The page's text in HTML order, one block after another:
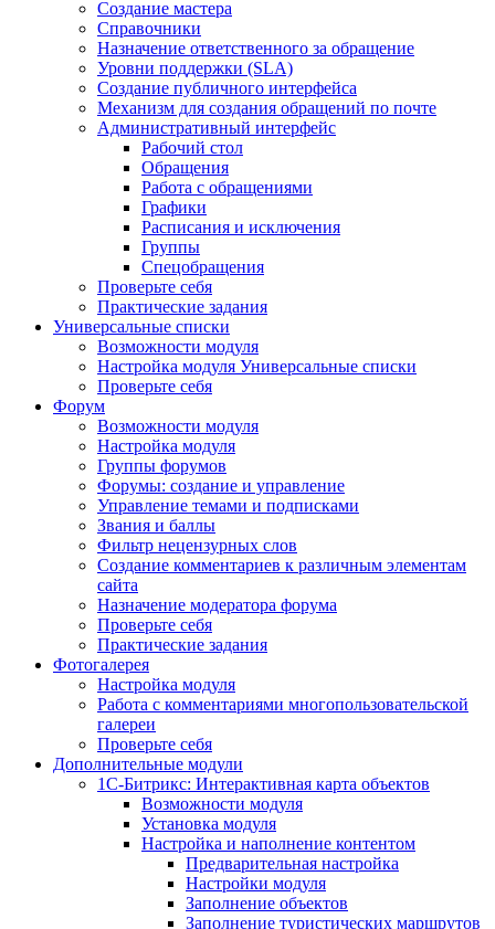
Создание мастера
Справочники
Назначение ответственного за обращение
Уровни поддержки (SLA)
Создание публичного интерфейса
Механизм для создания обращений по почте
Административный интерфейс
Рабочий стол
Обращения
Работа с обращениями
Графики
Расписания и исключения
Группы
Спецобращения
Проверьте себя
Практические задания
Универсальные списки
Возможности модуля
Настройка модуля Универсальные списки
Проверьте себя
Форум
Возможности модуля
Настройка модуля
Группы форумов
Форумы: создание и управление
Управление темами и подписками
Звания и баллы
Фильтр нецензурных слов
Создание комментариев к различным элементам
сайта
Назначение модератора форума
Проверьте себя
Практические задания
Фотогалерея
Настройка модуля
Работа с комментариями многопользовательской
галереи
Проверьте себя
Дополнительные модули
1С-Битрикс: Интерактивная карта объектов
Возможности модуля
Установка модуля
Настройка и наполнение контентом
Предварительная настройка
Настройки модуля
Заполнение объектов
Заполнение туристических маршрутов